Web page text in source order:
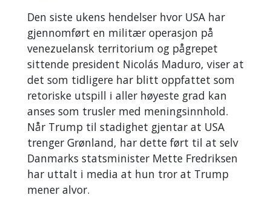
Den siste ukens hendelser hvor USA har
gjennomført en militær operasjon på
venezuelansk territorium og pågrepet
sittende president Nicolás Maduro, viser at
det som tidligere har blitt oppfattet som
retoriske utspill i aller høyeste grad kan
anses som trusler med meningsinnhold.
Når Trump til stadighet gjentar at USA
trenger Grønland, har dette ført til at selv
Danmarks statsminister Mette Fredriksen
har uttalt i media at hun tror at Trump
mener alvor.